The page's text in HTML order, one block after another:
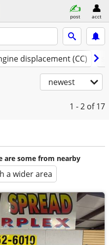
post acct
displacement (CC)
newest
1 - 2 of 17
are some from nearby
a wider area